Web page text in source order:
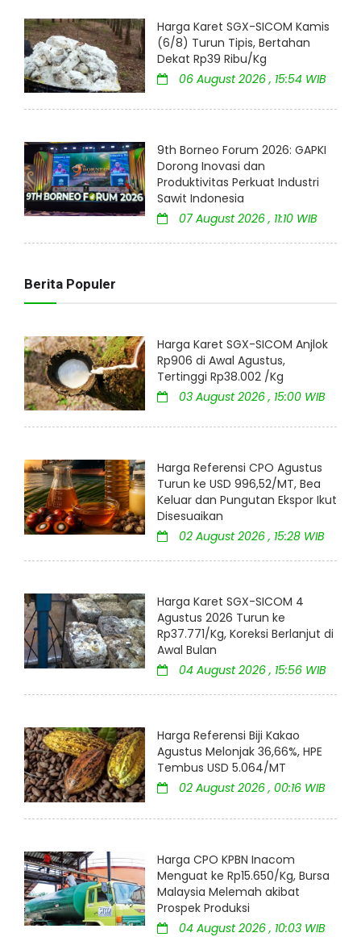
Harga Karet SGX-SICOM Kamis
(6/8) Turun Tipis, Bertahan
Dekat Rp39 Ribu/Kg
06 August 2026 , 15:54 WIB
9th Borneo Forum 2026: GAPKI
Dorong Inovasi dan
Produktivitas Perkuat Industri
Sawit Indonesia
07 August 2026 , 11:10 WIB
Berita Populer
Harga Karet SGX-SICOM Anjlok
Rp906 di Awal Agustus,
Tertinggi Rp38.002 /Kg
03 August 2026 , 15:00 WIB
Harga Referensi CPO Agustus
Turun ke USD 996,52/MT, Bea
Keluar dan Pungutan Ekspor Ikut
Disesuaikan
02 August 2026 , 15:28 WIB
Harga Karet SGX-SICOM 4
Agustus 2026 Turun ke
Rp37.771/Kg, Koreksi Berlanjut di
Awal Bulan
04 August 2026 , 15:56 WIB
Harga Referensi Biji Kakao
Agustus Melonjak 36,66%, HPE
Tembus USD 5.064/MT
02 August 2026 , 00:16 WIB
Harga CPO KPBN Inacom
Menguat ke Rp15.650/Kg, Bursa
Malaysia Melemah akibat
Prospek Produksi
04 August 2026 , 10:03 WIB